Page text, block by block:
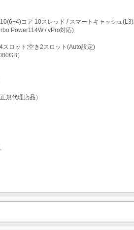
コア 10スレッド / スマートキャッシュ
Power114W / vPro対応)
ロット:空き2スロット(Auto設定)
）
規代理店品）